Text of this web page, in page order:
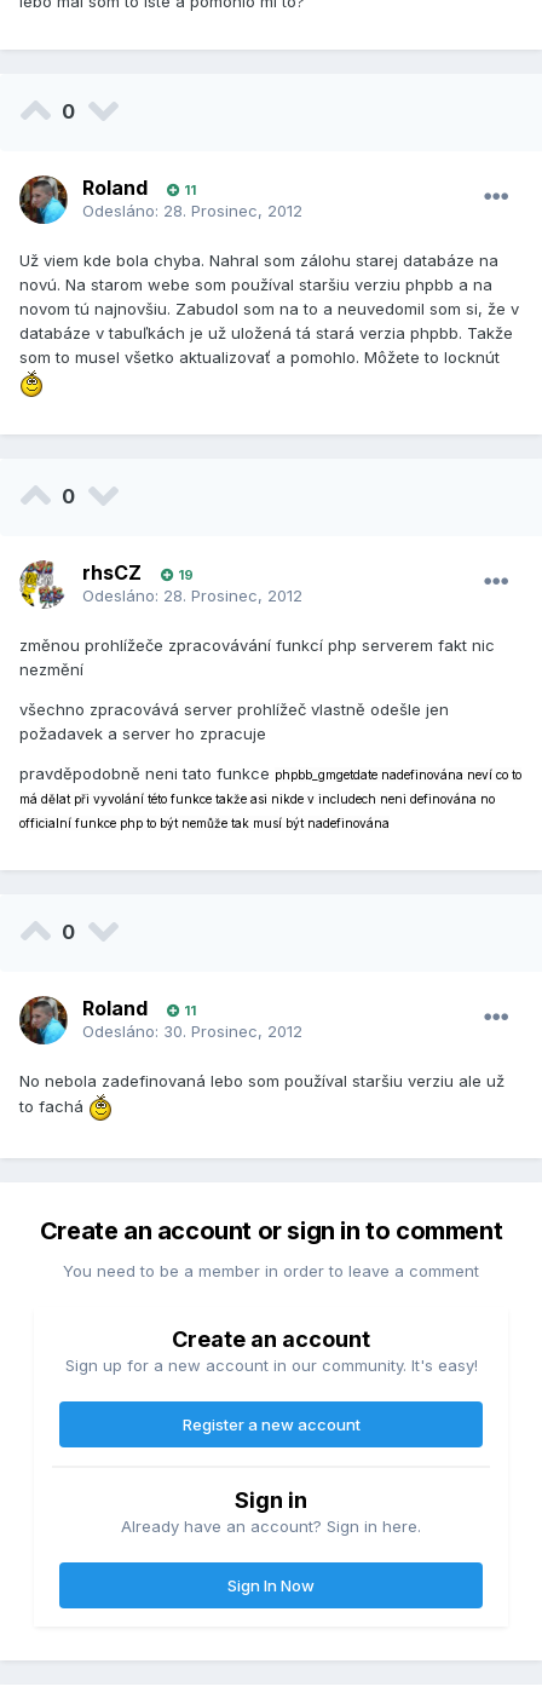
0
Roland 11
Odesláno: 28. Prosinec, 2012
Už viem kde bola chyba. Nahral som zálohu starej databáze na
novú. Na starom webe som používal staršiu verziu phpbb a na
novom tú najnovšiu. Zabudol som na to a neuvedomil som si, že v
databáze v tabuľkách je už uložená tá stará verzia phpbb. Takže
som to musel všetko aktualizovať a pomohlo. Môžete to locknút
0
rhsCZ 19
Odesláno: 28. Prosinec, 2012
změnou prohlížeče zpracovávání funkcí php serverem fakt nic
nezmění
všechno zpracovává server prohlížeč vlastně odešle jen
požadavek a server ho zpracuje
pravděpodobně neni tato funkce phpbb_gmgetdate nadefinována neví co to
má dělat při vyvolání této funkce takže asi nikde v includech neni definována no
officialní funkce php to být nemůže tak musí být nadefinována
0
Roland 11
Odesláno: 30. Prosinec, 2012
No nebola zadefinovaná lebo som používal staršiu verziu ale už
to fachá
Create an account or sign in to comment
You need to be a member in order to leave a comment
Create an account
Sign up for a new account in our community. It's easy!
Register a new account
Sign in
Already have an account? Sign in here.
Sign In Now